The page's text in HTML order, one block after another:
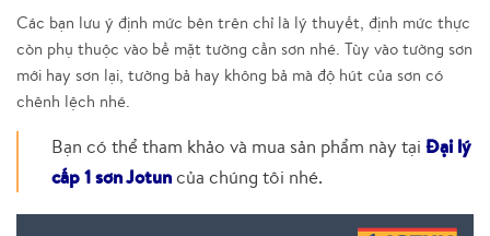
Các bạn lưu ý định mức bên trên chỉ là lý thuyết, định mức thực
còn phụ thuộc vào bề mặt tường cần sơn nhé. Tùy vào tường sơn
mới hay sơn lại, tường bả hay không bả mà độ hút của sơn có
chênh lệch nhé.
Bạn có thể tham khảo và mua sản phẩm này tại Đại lý
cấp 1 sơn Jotuncủa chúng tôi nhé.